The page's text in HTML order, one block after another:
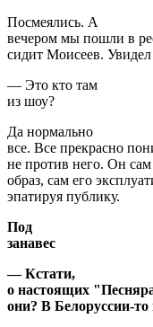
Посмеялись. А
вечером мы пошли в
сидит Моисеев. Увидел
— Это кто там
из шоу?
Да нормально
все. Все прекрасно
не против него. Он сам
образ, сам его
эпатируя публику.
Под
занавес
— Кстати,
о настоящих
они? В Белоруссии-